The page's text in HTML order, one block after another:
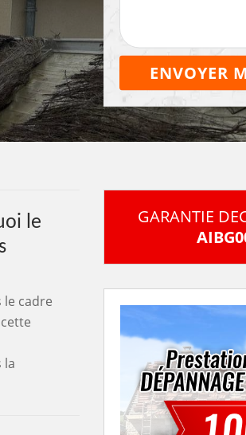
le
le cadre
la
GARANTIE